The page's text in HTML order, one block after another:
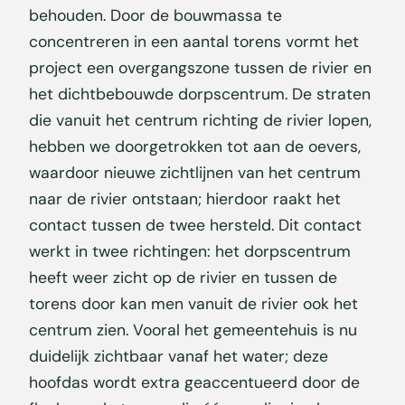
behouden. Door de bouwmassa te
concentreren in een aantal torens vormt het
project een overgangszone tussen de rivier en
het dichtbebouwde dorpscentrum. De straten
die vanuit het centrum richting de rivier lopen,
hebben we doorgetrokken tot aan de oevers,
waardoor nieuwe zichtlijnen van het centrum
naar de rivier ontstaan; hierdoor raakt het
contact tussen de twee hersteld. Dit contact
werkt in twee richtingen: het dorpscentrum
heeft weer zicht op de rivier en tussen de
torens door kan men vanuit de rivier ook het
centrum zien. Vooral het gemeentehuis is nu
duidelijk zichtbaar vanaf het water; deze
hoofdas wordt extra geaccentueerd door de